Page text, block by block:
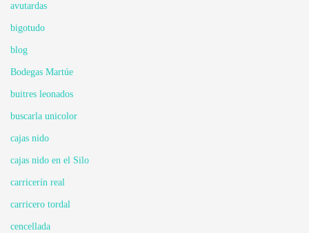
avutardas
bigotudo
blog
Bodegas Martúe
buitres leonados
buscarla unicolor
cajas nido
cajas nido en el Silo
carricerín real
carricero tordal
cencellada